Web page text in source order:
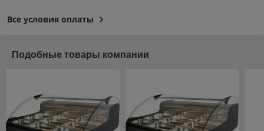
Все условия оплаты
Подобные товары компании